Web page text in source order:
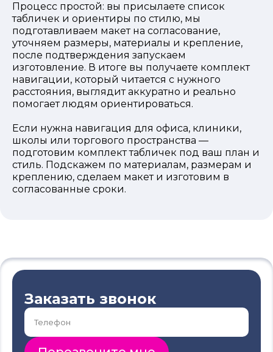
Процесс простой: вы присылаете список
табличек и ориентиры по стилю, мы
подготавливаем макет на согласование,
уточняем размеры, материалы и крепление,
после подтверждения запускаем
изготовление. В итоге вы получаете комплект
навигации, который читается с нужного
расстояния, выглядит аккуратно и реально
помогает людям ориентироваться.
Если нужна навигация для офиса, клиники,
школы или торгового пространства —
подготовим комплект табличек под ваш план и
стиль. Подскажем по материалам, размерам и
креплению, сделаем макет и изготовим в
согласованные сроки.
Заказать звонок